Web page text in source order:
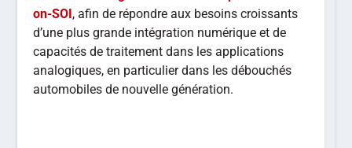
on-SOI, afin de répondre aux besoins croissants
d’une plus grande intégration numérique et de
capacités de traitement dans les applications
analogiques, en particulier dans les débouchés
automobiles de nouvelle génération.